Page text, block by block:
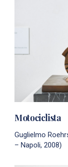
Motociclista
Guglielmo
– Napoli, 2008)